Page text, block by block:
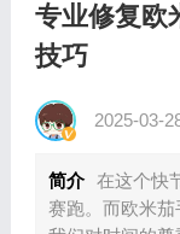
专业修复欧
技巧
2025-03-
简介 在这个快
赛跑。而欧米